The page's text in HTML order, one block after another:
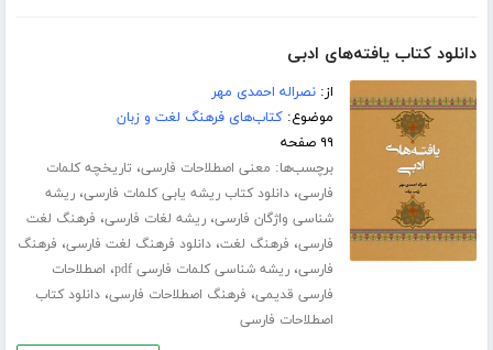
دانلود کتاب یافته‌های ادبی
از:نصراله احمدی مهر
موضوع:کتاب‌های فرهنگ لغت و زبان
۹۹ صفحه
برچسب‌ها: معنی اصطلاحات فارسی، تاریخچه کلمات
فارسی،دانلود کتاب ریشه یابی کلمات فارسی،ریشه
شناسی واژگان فارسی،ریشه لغات فارسی، فرهنگ لغت
فارسی، فرهنگ لغت،دانلود فرهنگ لغت فارسی، فرهنگ
فارسی،ریشه شناسی کلمات فارسی pdf ، اصطلاحات
فارسی قدیمی، فرهنگ اصطلاحات فارسی،دانلود کتاب
اصطلاحات فارسی